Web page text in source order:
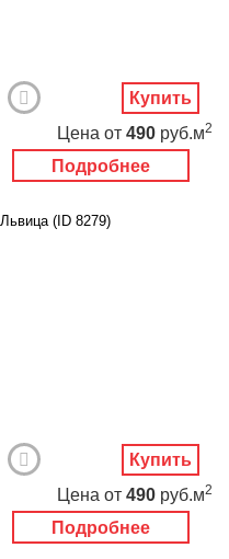
Подробнее
Цена от 490 руб.м2
Купить
Львица (ID 8279)
Подробнее
Цена от 490 руб.м2
Купить